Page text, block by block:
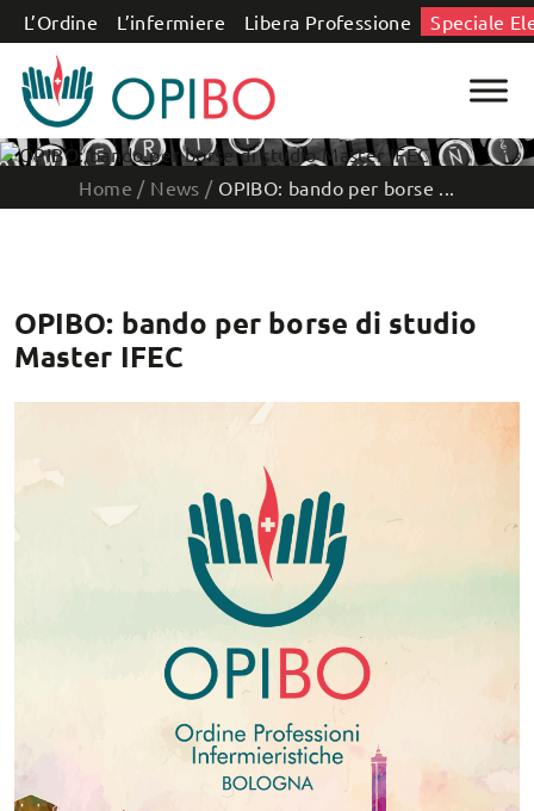
Salta al contenuto
L’Ordine L’infermiere Libera Professione Speciale
Home / News / OPIBO: bando per borse ...
OPIBO: bando per borse di studio
Master IFEC